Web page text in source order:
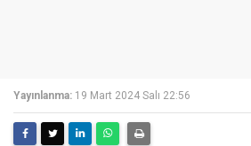
Yayınlanma: 19 Mart 2024 Salı 22:56